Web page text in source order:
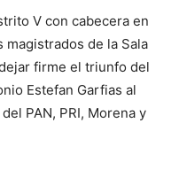
V con cabecera en
magistrados de la Sala
firme el triunfo del
Estefan Garfias al
PAN, PRI, Morena y